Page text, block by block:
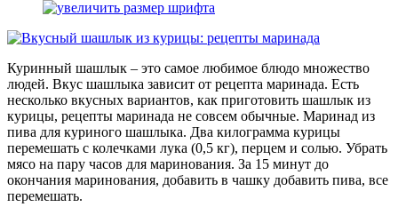
Куринный шашлык – это самое любимое блюдо множество
людей. Вкус шашлыка зависит от рецепта маринада. Есть
несколько вкусных вариантов, как приготовить шашлык из
курицы, рецепты маринада не совсем обычные. Маринад из
пива для куриного шашлыка. Два килограмма курицы
перемешать с колечками лука (0,5 кг), перцем и солью. Убрать
мясо на пару часов для маринования. За 15 минут до
окончания маринования, добавить в чашку добавить пива, все
перемешать.